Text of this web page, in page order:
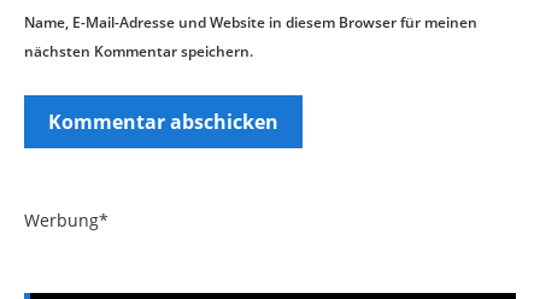
Name, E-Mail-Adresse und Website in diesem Browser für meinen
nächsten Kommentar speichern.
Werbung*